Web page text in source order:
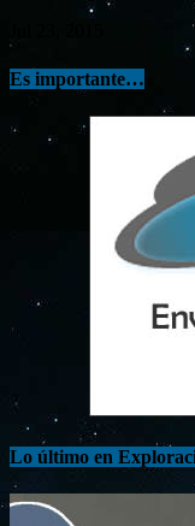
Es importante…
Lo último en